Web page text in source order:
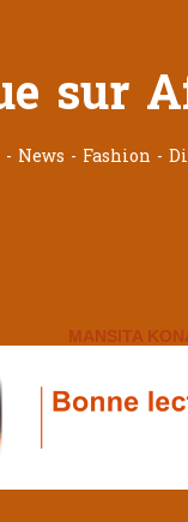
sur
News - Fashion -
MANSITA